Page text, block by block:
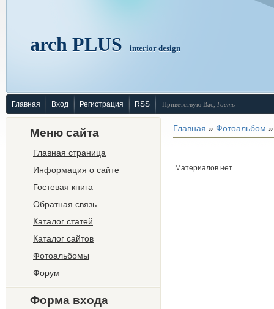
arch PLUS interior design
Главная Вход Регистрация RSS Приветствую Вас Гость
Меню сайта
Главная страница
Информация о сайте
Гостевая книга
Обратная связь
Каталог статей
Каталог сайтов
Фотоальбомы
Форум
Форма входа
Главная » Фотоальбом
Материалов нет